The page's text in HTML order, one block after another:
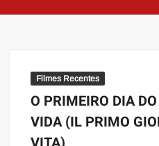
Filmes Recentes
O PRIMEIRO DIA
VIDA (IL PRIMO